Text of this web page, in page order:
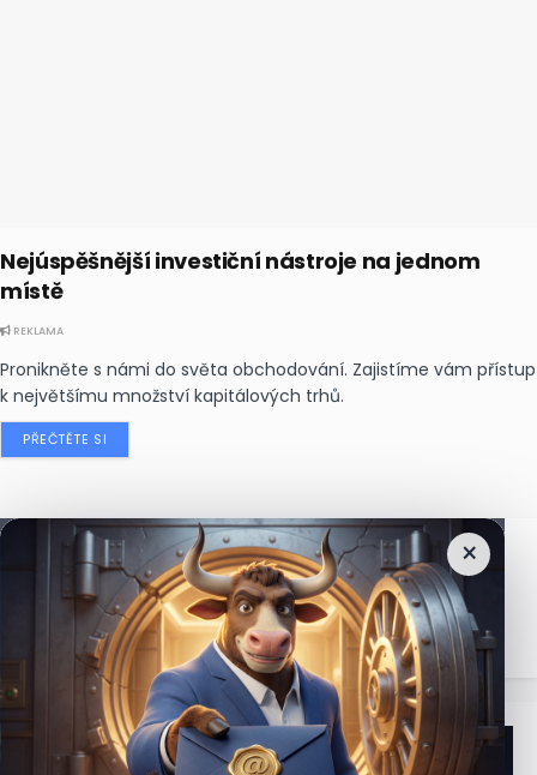
Nejúspěšnější investiční nástroje na jednom
místě
REKLAMA
Pronikněte s námi do světa obchodování. Zajistíme vám přístup
k největšímu množství kapitálových trhů.
PŘEČTĚTE SI
×
Nejčtenějšízprávy